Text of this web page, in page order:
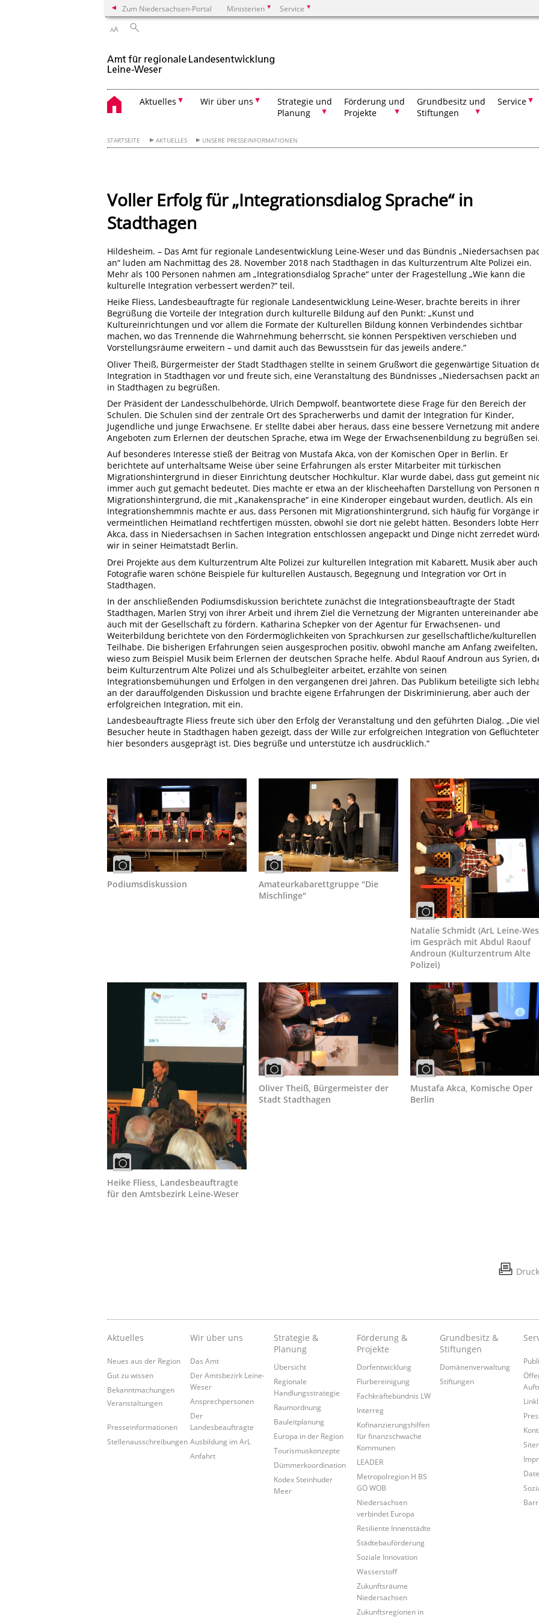
Zum Niedersachsen-Portal Ministerien Service
AA
Aktuelles Wir über uns
Strategie und
Planung
Förderung und
Projekte
Grundbesitz und
Stiftungen
Service
STARTSEITE AKTUELLES UNSERE PRESSEINFORMATIONEN
Voller Erfolg für „Integrationsdialog Sprache“ in
Stadthagen
Hildesheim. – Das Amt für regionale Landesentwicklung Leine-Weser und das Bündnis „Niedersachsen
an“ luden am Nachmittag des 28. November 2018 nach Stadthagen in das Kulturzentrum Alte Polizei ein.
Mehr als 100 Personen nahmen am „Integrationsdialog Sprache“ unter der Fragestellung „Wie kann die
kulturelle Integration verbessert werden?“ teil.
Heike Fliess, Landesbeauftragte für regionale Landesentwicklung Leine-Weser, brachte bereits in ihrer
Begrüßung die Vorteile der Integration durch kulturelle Bildung auf den Punkt: „Kunst und
Kultureinrichtungen und vor allem die Formate der Kulturellen Bildung können Verbindendes sichtbar
machen, wo das Trennende die Wahrnehmung beherrscht, sie können Perspektiven verschieben und
Vorstellungsräume erweitern – und damit auch das Bewusstsein für das jeweils andere.“
Oliver Theiß, Bürgermeister der Stadt Stadthagen stellte in seinem Grußwort die gegenwärtige Situation
Integration in Stadthagen vor und freute sich, eine Veranstaltung des Bündnisses „Niedersachsen packt
in Stadthagen zu begrüßen.
Der Präsident der Landesschulbehörde, Ulrich Dempwolf, beantwortete diese Frage für den Bereich der
Schulen. Die Schulen sind der zentrale Ort des Spracherwerbs und damit der Integration für Kinder,
Jugendliche und junge Erwachsene. Er stellte dabei aber heraus, dass eine bessere Vernetzung mit
Angeboten zum Erlernen der deutschen Sprache, etwa im Wege der Erwachsenenbildung zu begrüßen
Auf besonderes Interesse stieß der Beitrag von Mustafa Akca, von der Komischen Oper in Berlin. Er
berichtete auf unterhaltsame Weise über seine Erfahrungen als erster Mitarbeiter mit türkischen
Migrationshintergrund in dieser Einrichtung deutscher Hochkultur. Klar wurde dabei, dass gut gemeint
immer auch gut gemacht bedeutet. Dies machte er etwa an der klischeehaften Darstellung von Personen
Migrationshintergrund, die mit „Kanakensprache“ in eine Kinderoper eingebaut wurden, deutlich. Als ein
Integrationshemmnis machte er aus, dass Personen mit Migrationshintergrund, sich häufig für Vorgänge
vermeintlichen Heimatland rechtfertigen müssten, obwohl sie dort nie gelebt hätten. Besonders lobte Herr
Akca, dass in Niedersachsen in Sachen Integration entschlossen angepackt und Dinge nicht zerredet
wir in seiner Heimatstadt Berlin.
Drei Projekte aus dem Kulturzentrum Alte Polizei zur kulturellen Integration mit Kabarett, Musik aber auch
Fotografie waren schöne Beispiele für kulturellen Austausch, Begegnung und Integration vor Ort in
Stadthagen.
In der anschließenden Podiumsdiskussion berichtete zunächst die Integrationsbeauftragte der Stadt
Stadthagen, Marlen Stryj von ihrer Arbeit und ihrem Ziel die Vernetzung der Migranten untereinander
auch mit der Gesellschaft zu fördern. Katharina Schepker von der Agentur für Erwachsenen- und
Weiterbildung berichtete von den Fördermöglichkeiten von Sprachkursen zur gesellschaftliche/kulturellen
Teilhabe. Die bisherigen Erfahrungen seien ausgesprochen positiv, obwohl manche am Anfang zweifelten,
wieso zum Beispiel Musik beim Erlernen der deutschen Sprache helfe. Abdul Raouf Androun aus Syrien,
beim Kulturzentrum Alte Polizei und als Schulbegleiter arbeitet, erzählte von seinen
Integrationsbemühungen und Erfolgen in den vergangenen drei Jahren. Das Publikum beteiligte sich
an der darauffolgenden Diskussion und brachte eigene Erfahrungen der Diskriminierung, aber auch der
erfolgreichen Integration, mit ein.
Landesbeauftragte Fliess freute sich über den Erfolg der Veranstaltung und den geführten Dialog. „Die
Besucher heute in Stadthagen haben gezeigt, dass der Wille zur erfolgreichen Integration von
hier besonders ausgeprägt ist. Dies begrüße und unterstütze ich ausdrücklich.“
Podiumsdiskussion
Amateurkabarettgruppe "Die
Mischlinge"
Natalie Schmidt (ArL Leine-
im Gespräch mit Abdul Raouf
Androun (Kulturzentrum Alte
Polizei)
Heike Fliess, Landesbeauftragte
für den Amtsbezirk Leine-Weser
Oliver Theiß, Bürgermeister der
Stadt Stadthagen
Mustafa Akca, Komische Oper
Berlin
Aktuelles
Neues aus der Region
Gut zu wissen
Bekanntmachungen
Veranstaltungen
Presseinformationen
Stellenausschreibungen
Wir über uns
Das Amt
Der Amtsbezirk Leine-
Weser
Ansprechpersonen
Der
Landesbeauftragte
Ausbildung im ArL
Anfahrt
Strategie &
Planung
Übersicht
Regionale
Handlungsstrategie
Raumordnung
Bauleitplanung
Europa in der Region
Tourismuskonzepte
Dümmerkoordination
Kodex Steinhuder
Meer
Förderung &
Projekte
Dorfentwicklung
Flurbereinigung
Fachkräftebündnis LW
Interreg
Kofinanzierungshilfen
für finanzschwache
Kommunen
LEADER
Metropolregion H BS
GÖ WOB
Niedersachsen
verbindet Europa
Resiliente Innenstädte
Städtebauförderung
Soziale Innovation
Wasserstoff
Zukunftsräume
Niedersachsen
Zukunftsregionen in
Grundbesitz &
Stiftungen
Domänenverwaltung
Stiftungen